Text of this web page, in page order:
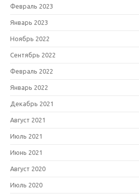
Февраль 2023
Январь 2023
Ноябрь 2022
Сентябрь 2022
Февраль 2022
Январь 2022
Декабрь 2021
Август 2021
Июль 2021
Июнь 2021
Август 2020
Июль 2020